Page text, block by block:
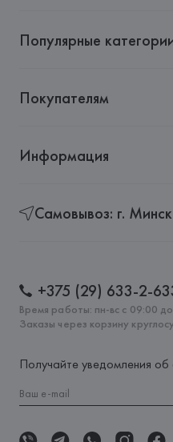
Популярные
Покупателям
Информация
Самовывоз: г. Минск
+375 (29) 633-2-
Время работы: пн-вс с 09:00
Заказы через корзину
Получайте уведомления об